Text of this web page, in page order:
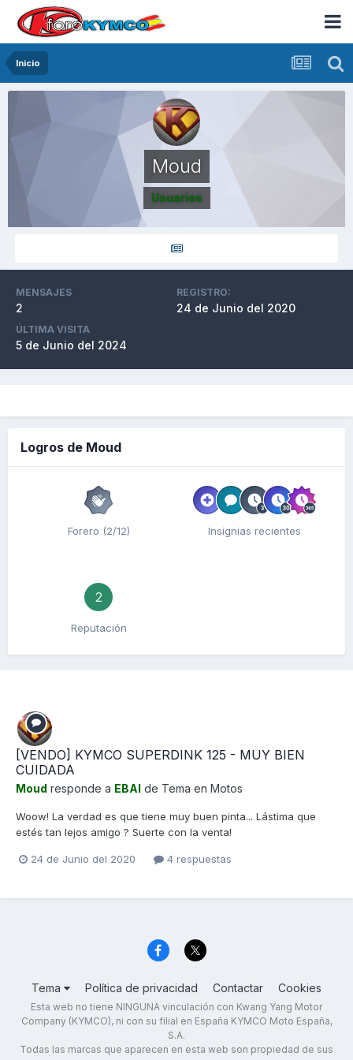
Inicio
Moud
Usuarios
MENSAJES
2
REGISTRO:
24 de Junio del 2020
ÚLTIMA VISITA
5 de Junio del 2024
Logros de Moud
Forero (2/12) Insignias recientes
2
Reputación
[VENDO] KYMCO SUPERDINK 125 - MUY BIEN
CUIDADA
Moud responde a EBAI de Tema en Motos
Woow! La verdad es que tiene muy buen pinta... Lástima que
estés tan lejos amigo ? Suerte con la venta!
24 de Junio del 2020 4 respuestas
Tema Política de privacidad Contactar Cookies
Esta web no tiene NINGUNA vinculación con Kwang Yang Motor
Company (KYMCO), ni con su filial en España KYMCO Moto España,
S.A.
Todas las marcas que aparecen en esta web son propiedad de sus